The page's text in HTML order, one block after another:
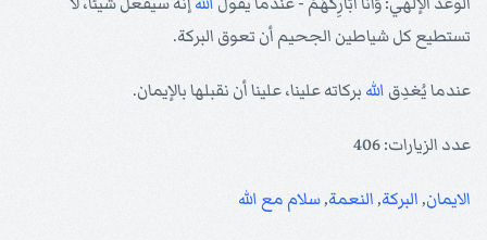
تستطيع كل شياطين الجحيم أن تعوق البركة.
عندما يُغدِق الله بركاته علينا، علينا أن نقبلها بالإيمان.
عدد الزيارات: 406
الايمان,البركة,النعمة,سلام مع الله